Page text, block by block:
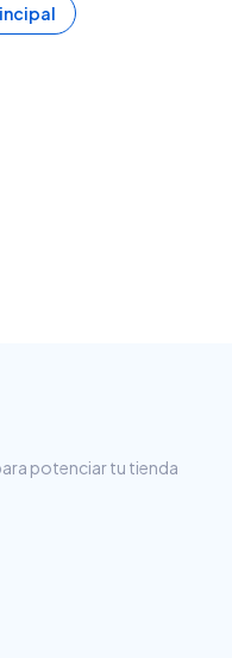
potenciar tu tienda